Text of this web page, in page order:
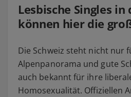
Lesbische Singles in
können hier die
Die Schweiz steht nicht nur
Alpenpanorama und gute
auch bekannt für ihre
Homosexualität. Offiziellen